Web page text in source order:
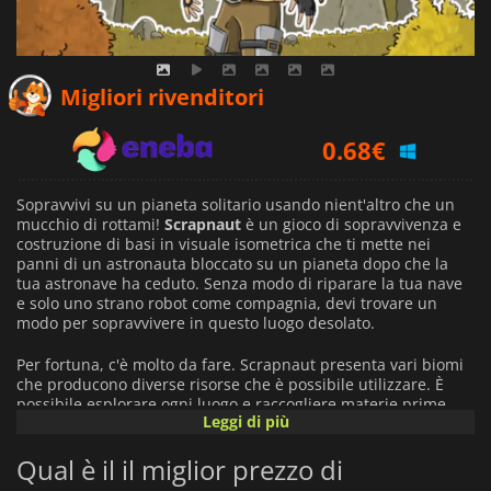
Migliori rivenditori
0.68€
1.99€
Sopravvivi su un pianeta solitario usando nient'altro che un
mucchio di rottami! Scrapnaut è un gioco di sopravvivenza e
costruzione di basi in visuale isometrica che ti mette nei
panni di un astronauta bloccato su un pianeta dopo che la
tua astronave ha ceduto. Senza modo di riparare la tua nave
e solo uno strano robot come compagnia, devi trovare un
modo per sopravvivere in questo luogo desolato.
Per fortuna, c'è molto da fare. Scrapnaut presenta vari biomi
che producono diverse risorse che è possibile utilizzare. È
possibile esplorare ogni luogo e raccogliere materie prime
dall'ambiente. Usale per costruire e migliorare la tua base.
Raccogliendo scarti e materiali, è possibile creare e gestire
una fattoria per coltivare diversi tipi di cibo. Puoi generare
Leggi di più
Qual è il il miglior prezzo di